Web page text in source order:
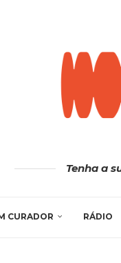
Tenha a
CURADOR RÁDIO